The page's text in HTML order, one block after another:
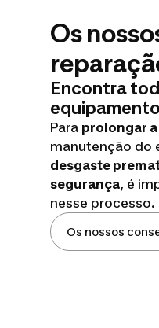
Os
Encontra
Para prolongar
manutenção do
desgaste
segurança, é
nesse processo.
Os nossos